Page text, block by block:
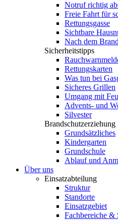
Notruf richtig
Freie Fahrt für
Rettungsgasse
Sichtbare
Nach dem Brand
Sicherheitstipps
Rettungskarten
Was tun bei
Sicheres Grillen
Umgang mit
Advents- und
Silvester
Brandschutzerziehung
Grundsätzliches
Kindergarten
Grundschule
Ablauf und
Über uns
Einsatzabteilung
Struktur
Standorte
Einsatzgebiet
Fachbereiche &